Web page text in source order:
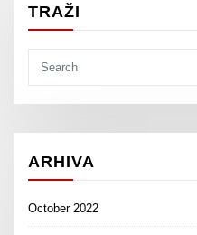
TRAŽI
ARHIVA
October 2022